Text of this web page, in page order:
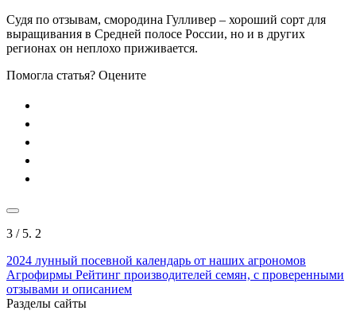
Судя по отзывам, смородина Гулливер – хороший сорт для
выращивания в Средней полосе России, но и в других
регионах он неплохо приживается.
Помогла статья? Оцените
3 / 5. 2
2024 лунный посевной календарь от наших агрономов
Агрофирмы Рейтинг производителей семян, с проверенными
отзывами и описанием
Разделы сайты